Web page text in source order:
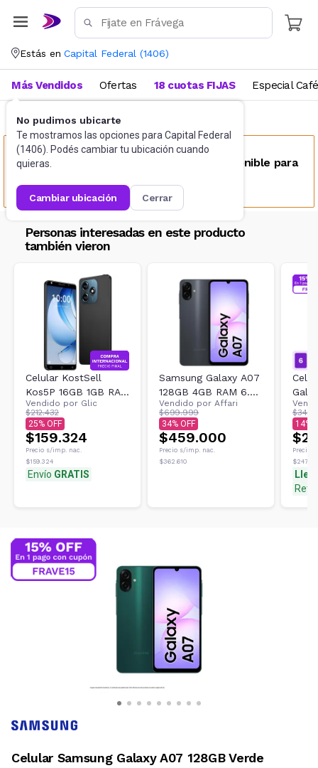
Estás en Capital Federal (1406)
No pudimos ubicarte
Te mostramos las opciones para Capital Federal
(1406). Podés cambiar tu ubicación cuando
quieras.
cambiar ubicación cerrar
Más Vendidos Ofertas 18 cuotas FIJAS Especial Café
Celulares Celulares Liberados
Este producto no se encuentra disponible para
Personas interesadas en este producto
también vieron
Celular KostSell
Kos5P 16GB 1GB RAM
Dual SIM
Vendido por Glic
$212.432
25
$159.324
Precio s/imp. nac.
$159.324
Envío GRATIS
Samsung Galaxy A07
128GB 4GB RAM 6.7
Pulgadas
Vendido por Affari
$699.999
34
$459.000
Precio s/imp. nac.
$362.610
14
Precio
Celular Samsung Galaxy A07 128GB Verde